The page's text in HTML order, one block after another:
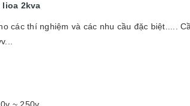
lioa 2kva
các thí nghiệm và các nhu cầu đặc biệt.....